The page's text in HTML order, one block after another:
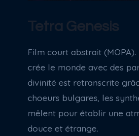
Tetra Genesis
Film court abstrait (MOPA).
crée le monde avec des
divinité est retranscrite
choeurs bulgares, les
mêlent pour établir une
douce et étrange.